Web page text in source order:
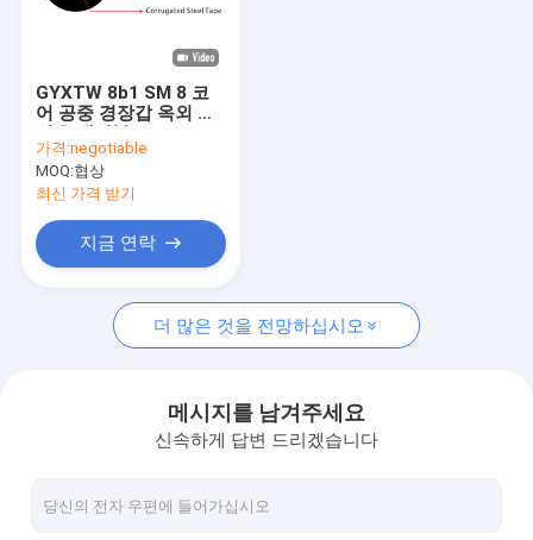
광섬유 어댑터
광섬유 연마 장비
광섬유 도구
SFP 광섬유 송수신기
GYXTW 8b1 SM 8 코
어 공중 경장갑 옥외 광
가격:negotiable
MOQ:협상
최신 가격 받기
지금 연락
더 많은 것을 전망하십시오
메시지를 남겨주세요
신속하게 답변 드리겠습니다